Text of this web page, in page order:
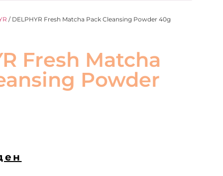
/ DELPHYR Fresh Matcha Pack Cleansing Powder 40g
Fresh Matcha
Powder